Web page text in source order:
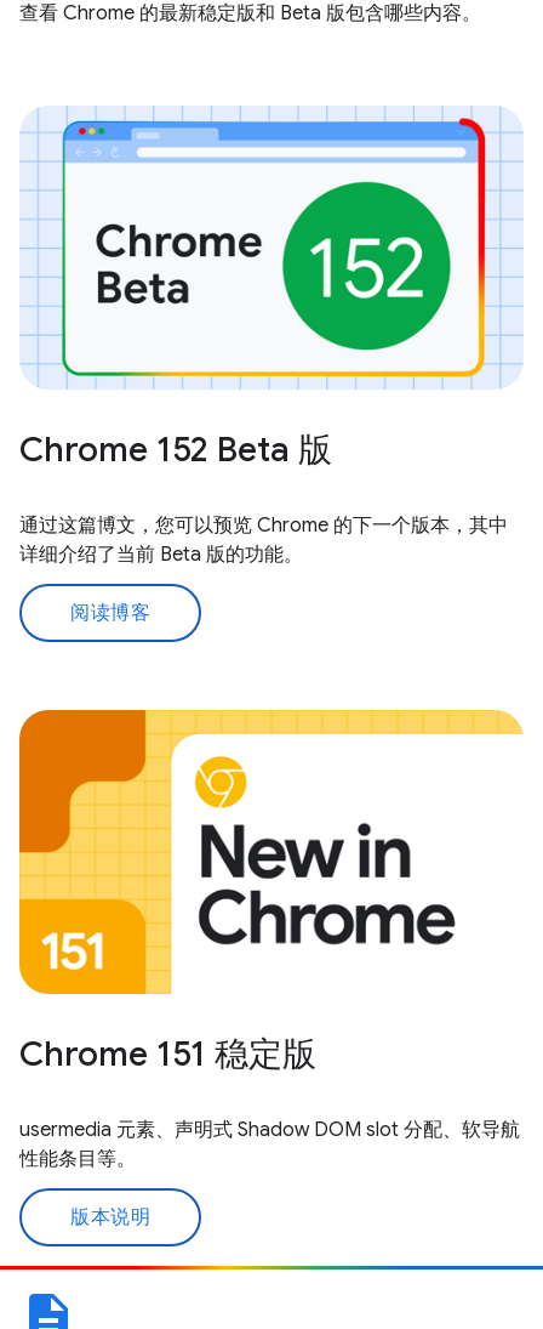
查看 Chrome 的最新稳定版和 Beta 版包含哪些内容。
Chrome 152 Beta 版
通过这篇博文，您可以预览 Chrome 的下一个版本，其中
详细介绍了当前 Beta 版的功能。
阅读博客
Chrome 151 稳定版
usermedia 元素、声明式 Shadow DOM slot 分配、软导航
性能条目等。
版本说明